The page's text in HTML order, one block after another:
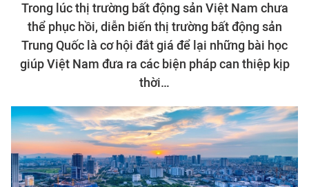
Trong lúc thị trường bất động sản Việt Nam chưa
thể phục hồi, diễn biến thị trường bất động sản
Trung Quốc là cơ hội đắt giá để lại những bài học
giúp Việt Nam đưa ra các biện pháp can thiệp kịp
thời…